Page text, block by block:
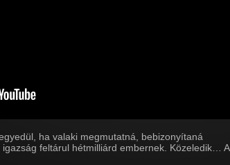
ha valaki megmutatná, bebizonyítaná
feltárul hétmilliárd embernek. Közeledik… A